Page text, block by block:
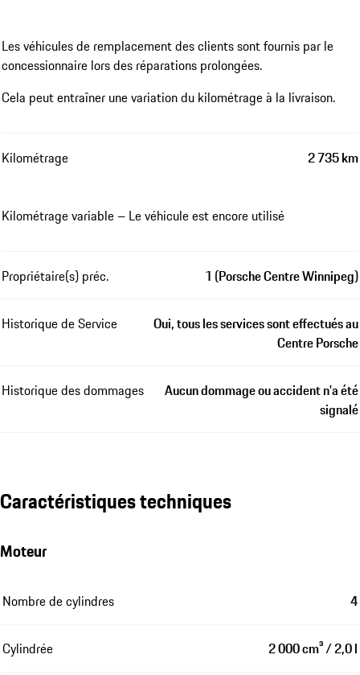
Les véhicules de remplacement des clients sont fournis par le
concessionnaire lors des réparations prolongées.
Cela peut entraîner une variation du kilométrage à la livraison.
Kilométrage 2 735 km
Kilométrage variable – Le véhicule est encore utilisé
Propriétaire(s) préc. 1 (Porsche Centre Winnipeg)
Historique de Service
Oui, tous les services sont effectués au
Centre Porsche
Historique des dommages
Aucun dommage ou accident n'a été
signalé
Caractéristiques techniques
Moteur
Nombre de cylindres 4
Cylindrée 2 000 cm³ / 2,0 l